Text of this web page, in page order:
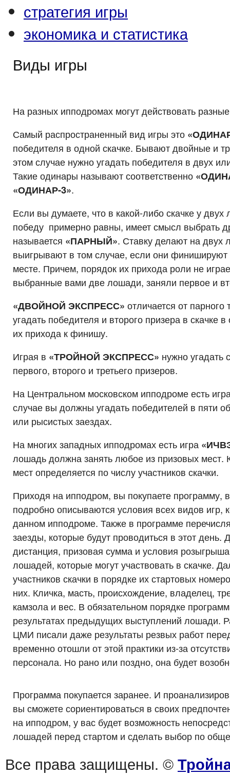
стратегия игры
экономика и статистика
Виды игры
На разных ипподромах могут действовать
Самый распространенный вид игры это
победителя в одной скачке. Бывают двойные и
этом случае нужно угадать победителя в двух
Такие одинары называют соответственно
«ОДИНАР-3».
Если вы думаете, что в какой-либо скачке у
победу примерно равны, имеет смысл выбрать
называется «ПАРНЫЙ». Ставку делают на двух
выигрывают в том случае, если они
месте. Причем, порядок их прихода роли не
выбранные вами две лошади, заняли первое и
«ДВОЙНОЙ ЭКСПРЕСС» отличается от
угадать победителя и второго призера в скачке
их прихода к финишу.
Играя в «ТРОЙНОЙ ЭКСПРЕСС» нужно угадать
первого, второго и третьего призеров.
На Центральном московском ипподроме есть
случае вы должны угадать победителей в пяти
или рысистых заездах.
На многих западных ипподромах есть игра
лошадь должна занять любое из призовых мест.
мест определяется по числу участников скачки.
Приходя на ипподром, вы покупаете программу,
подробно описываются условия всех видов игр,
данном ипподроме. Также в программе
заезды, которые будут проводиться в этот день.
дистанция, призовая сумма и условия
лошадей, которые могут участвовать в скачке.
участников скачки в порядке их стартовых
них. Кличка, масть, происхождение, владелец,
камзола и вес. В обязательном порядке
результатах предыдущих выступлений лошади.
ЦМИ писали даже результаты резвых работ
временно отошли от этой практики из-за
персонала. Но рано или поздно, она будет
Программа покупается заранее. И
вы сможете сориентироваться в своих
на ипподром, у вас будет возможность
лошадей перед стартом и сделать выбор по
Все права защищены. ©